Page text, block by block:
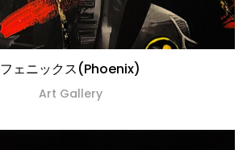
フェニックス(Phoenix)
Art Gallery